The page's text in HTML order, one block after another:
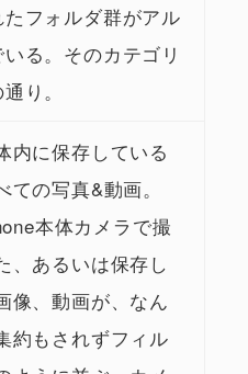
フォルダ群がアル
る。そのカテゴリ
り。
内に保存している
ての写真&動画。
本体カメラで撮
、あるいは保存し
像、動画が、なん
約もされずフィル